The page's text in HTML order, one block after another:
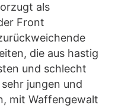
als
Front
die aus hastig
und schlecht
jungen und
mit Waffengewalt